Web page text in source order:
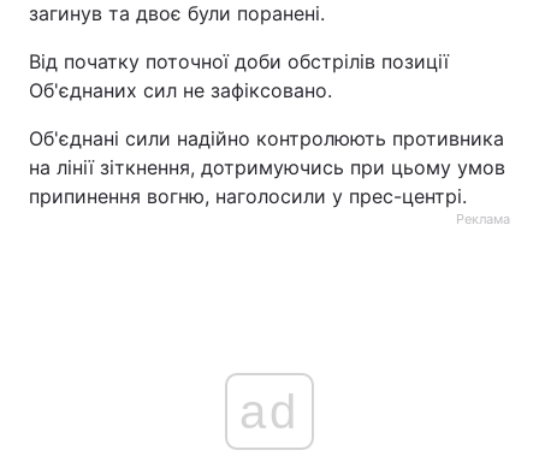
Тема оформлення
загинув та двоє були поранені.
Від початку поточної доби обстрілів позиції
Об'єднаних сил не зафіксовано.
Об'єднані сили надійно контролюють противника
на лінії зіткнення, дотримуючись при цьому умов
припинення вогню, наголосили у прес-центрі.
Реклама
ad